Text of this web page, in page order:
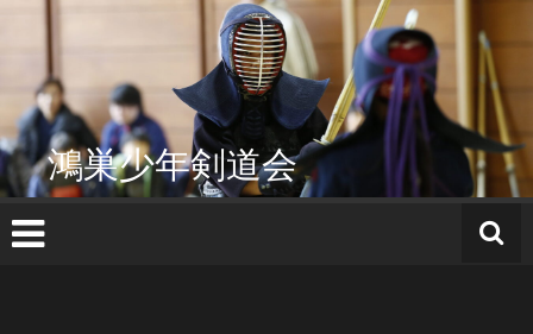
ツ
へ
ス
キ
ッ
鴻巣少年剣道会